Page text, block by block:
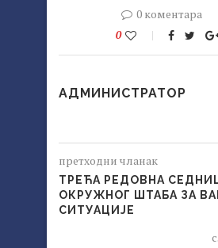
0 коментара
0
АДМИНИСТРАТОР
претходни чланак
ТРЕЋА РЕДОВНА
ОКРУЖНОГ ШТАБА ЗА
СИТУАЦИЈЕ